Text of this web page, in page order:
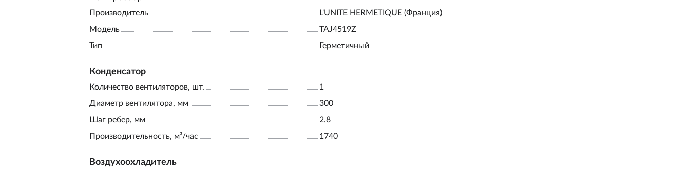
Производитель
L'UNITE HERMETIQUE (Франция)
Модель
TAJ4519Z
Тип
Герметичный
Конденсатор
Количество вентиляторов, шт.
1
Диаметр вентилятора, мм
300
Шаг ребер, мм
2.8
Производительность, м³/час
1740
Воздухоохладитель